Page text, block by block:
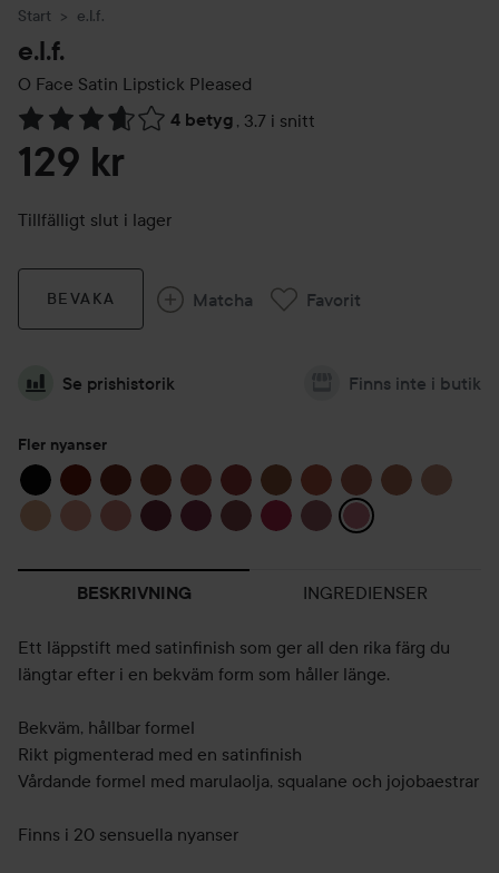
Start e.l.f.
e.l.f.
O Face Satin Lipstick Pleased
4 betyg , 3.7 i snitt
Hoppa till Betyg & kommentarer
129 kr
Tillfälligt slut i lager
BEVAKA Matcha Favorit
Se prishistorik Finns inte i butik
Fler nyanser
BESKRIVNING INGREDIENSER
Ett läppstift med satinfinish som ger all den rika färg du
längtar efter i en bekväm form som håller länge.
Bekväm, hållbar formel
Rikt pigmenterad med en satinfinish
Vårdande formel med marulaolja, squalane och jojobaestrar
Finns i 20 sensuella nyanser